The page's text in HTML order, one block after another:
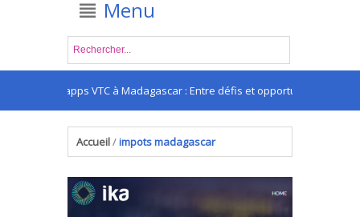
Menu
Les apps VTC à Madagascar : Entre défis et opportunités
Accueil/impots madagascar
.